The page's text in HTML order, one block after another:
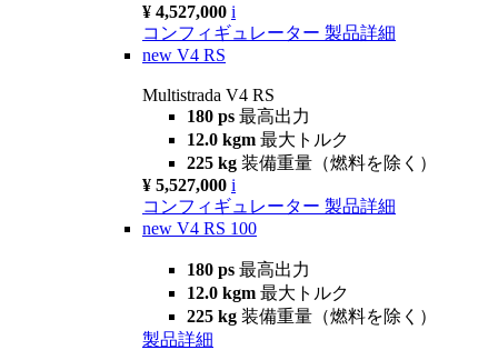
¥ 4,527,000 i
コンフィギュレーター 製品詳細
new V4 RS
Multistrada V4 RS
180 ps 最高出力
12.0 kgm 最大トルク
225 kg 装備重量（燃料を除く）
¥ 5,527,000 i
コンフィギュレーター 製品詳細
new V4 RS 100
180 ps 最高出力
12.0 kgm 最大トルク
225 kg 装備重量（燃料を除く）
製品詳細